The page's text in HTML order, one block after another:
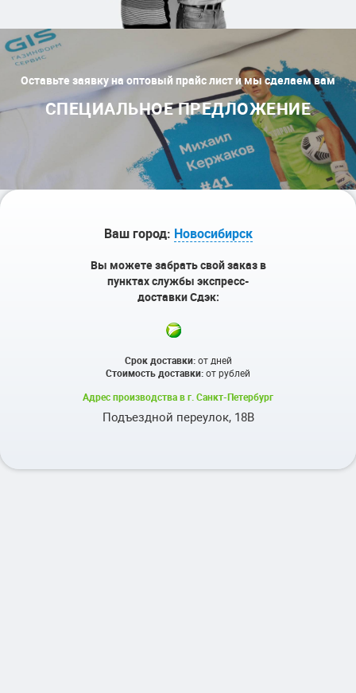
Оставьте заявку на оптовый прайс лист и мы сделаем вам
СПЕЦИАЛЬНОЕ ПРЕДЛОЖЕНИЕ
Ваш город: Новосибирск
Вы можете забрать свой заказ в
пунктах службы экспресс-
доставки Сдэк:
Срок доставки:от дней
Стоимость доставки:отрублей
Адрес производства в г. Санкт-Петербург
Подъездной переулок, 18В